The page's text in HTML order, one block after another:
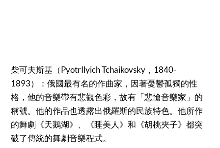
柴可夫斯基（PyotrIlyich Tchaikovsky，1840-
1893）：俄國最有名的作曲家，因著憂鬱孤獨的性
格，他的音樂帶有悲觀色彩，故有「悲愴音樂家」的
稱號。他的作品也透露出俄羅斯的民族特色。他所作
的舞劇《天鵝湖》、《睡美人》和《胡桃夾子》都突
破了傳統的舞劇音樂程式。